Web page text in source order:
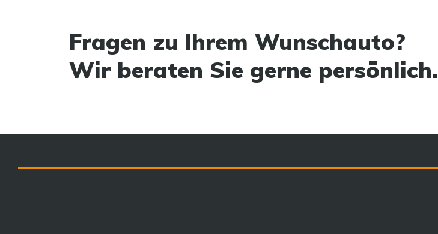
Fragen zu Ihrem Wunschauto?
Wir beraten Sie gerne persönlich.